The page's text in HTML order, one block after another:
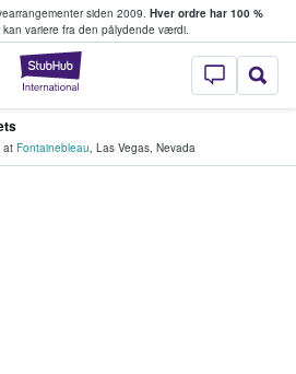
siden 2009. Hver ordre har 100 %
variere fra den pålydende værdi.
StubHub - Hvor
billetter
at Fontainebleau, Las Vegas, Nevada